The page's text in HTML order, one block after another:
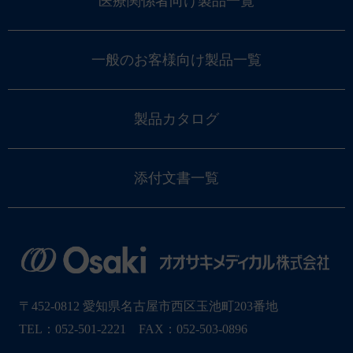
一般のお客様向け製品一覧
製品カタログ
添付文書一覧
〒452-0812 愛知県名古屋市西区玉池町203番地
TEL：052-501-2221 FAX：052-503-0896